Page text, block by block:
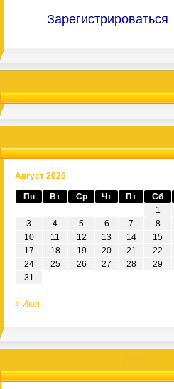
Зарегистрироваться
Август 2026
Пн Вт Ср Чт Пт Сб
1
3
4 5 6 7 8
10
11 12 13 14 15
17
18 19 20 21 22
24
25 26 27 28 29
31
« Июл